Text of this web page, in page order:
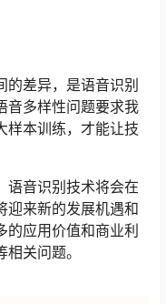
的差异，是语音识别
音多样性问题要求我
样本训练，才能让技
语音识别技术将会在
迎来新的发展机遇和
应用价值和商业利
关问题。